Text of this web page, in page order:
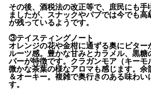
その後、酒税法の改正等で、庶民にも手
ましたが、スナックやパブでは今でも高
が残っているようです。
③テイスティングノート
オレンジの花や金柑に通ずる奥にビター
ルーツ感。豊かな甘みとカラメル、黒糖
バーが特徴です。クラガンモア（キーモ
微かな茶葉の様なアロマも感じます。余
＆オーキー。複雑で奥行きのある味わい
す。